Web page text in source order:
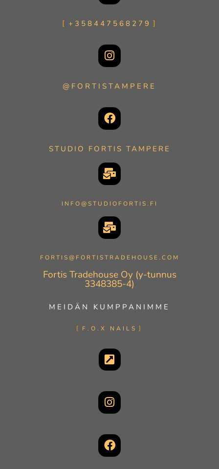
+358447568279
@FORTISTAMPERE
STUDIO FORTIS TAMPERE
INFO@STUDIOFORTIS.FI
FORTIS@FORTISTRADEHOUSE.COM
Fortis Tradehouse Oy (y-tunnus
3348385-4)
MEIDÄN KUMPPANIMME
F.O.X NAILS